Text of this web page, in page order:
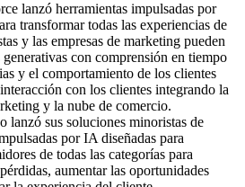
lanzó herramientas impulsadas por
transformar todas las experiencias de
y las empresas de marketing pueden
con comprensión en tiempo
y el comportamiento de los clientes
con los clientes integrando la
y la nube de comercio.
lanzó sus soluciones minoristas de
por IA diseñadas para
de todas las categorías para
aumentar las oportunidades